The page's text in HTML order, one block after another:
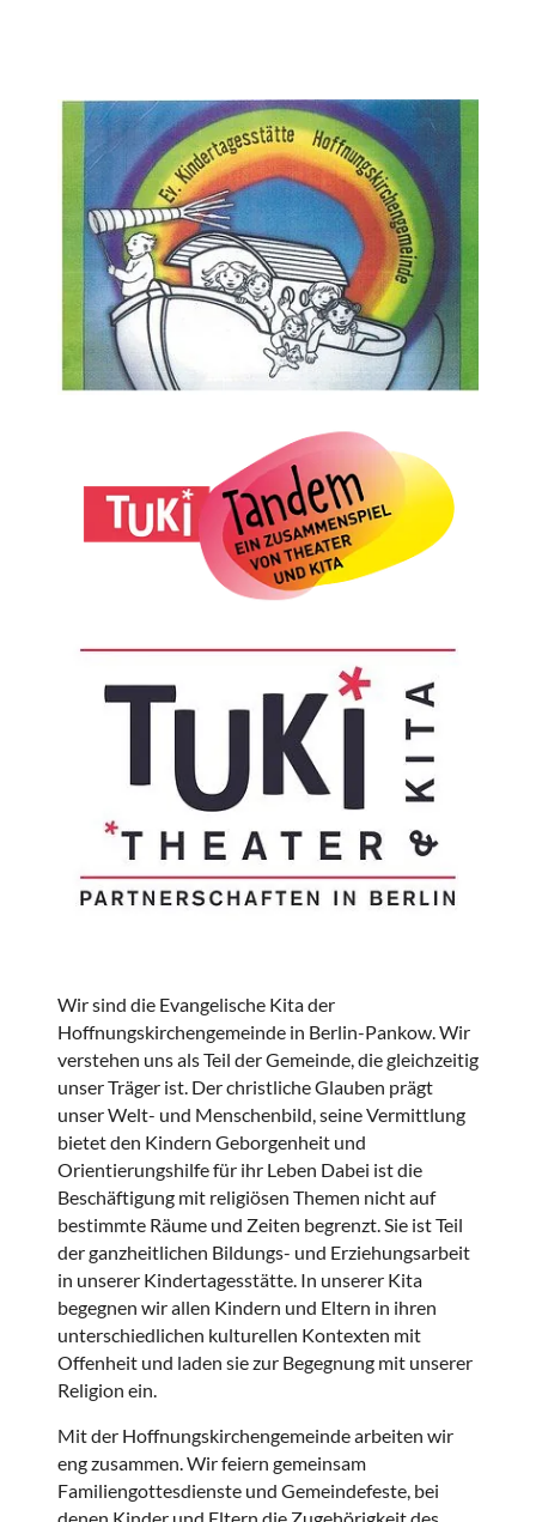
Wir sind die Evangelische Kita der
Hoffnungskirchengemeinde in Berlin-Pankow. Wir
verstehen uns als Teil der Gemeinde, die gleichzeitig
unser Träger ist. Der christliche Glauben prägt
unser Welt- und Menschenbild, seine Vermittlung
bietet den Kindern Geborgenheit und
Orientierungshilfe für ihr Leben Dabei ist die
Beschäftigung mit religiösen Themen nicht auf
bestimmte Räume und Zeiten begrenzt. Sie ist Teil
der ganzheitlichen Bildungs- und Erziehungsarbeit
in unserer Kindertagesstätte. In unserer Kita
begegnen wir allen Kindern und Eltern in ihren
unterschiedlichen kulturellen Kontexten mit
Offenheit und laden sie zur Begegnung mit unserer
Religion ein.
Mit der Hoffnungskirchengemeinde arbeiten wir
eng zusammen. Wir feiern gemeinsam
Familiengottesdienste und Gemeindefeste, bei